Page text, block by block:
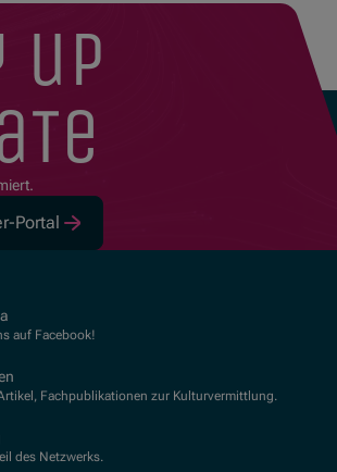
up
Portal
auf Facebook!
Fachpublikationen zur Kulturvermittlung.
des Netzwerks.